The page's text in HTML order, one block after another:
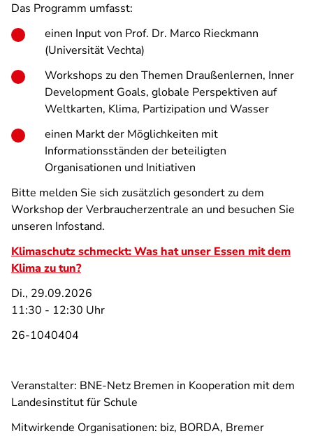
Das Programm umfasst:
einen Input von Prof. Dr. Marco Rieckmann
(Universität Vechta)
Workshops zu den Themen Draußenlernen, Inner
Development Goals, globale Perspektiven auf
Weltkarten, Klima, Partizipation und Wasser
einen Markt der Möglichkeiten mit
Informationsständen der beteiligten
Organisationen und Initiativen
Bitte melden Sie sich zusätzlich gesondert zu dem
Workshop der Verbraucherzentrale an und besuchen Sie
unseren Infostand.
Klimaschutz schmeckt: Was hat unser Essen mit dem
Klima zu tun?
Di., 29.09.2026
11:30 - 12:30 Uhr
26-1040404
Veranstalter: BNE-Netz Bremen in Kooperation mit dem
Landesinstitut für Schule
Mitwirkende Organisationen: biz, BORDA, Bremer